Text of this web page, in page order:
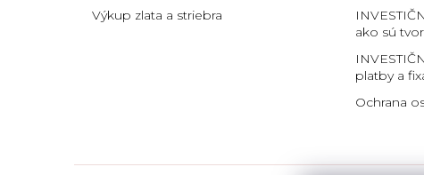
Výkup zlata a striebra
ako sú
platby a
Ochrana